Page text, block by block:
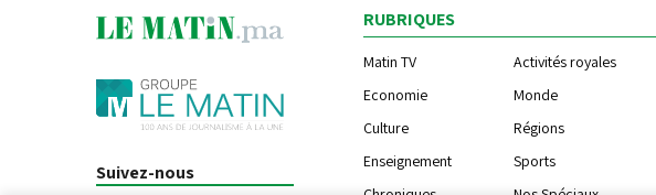
Suivez-nous
RUBRIQUES
Matin TV Activités royales
Economie
Monde
Culture
Régions
Enseignement
Sports